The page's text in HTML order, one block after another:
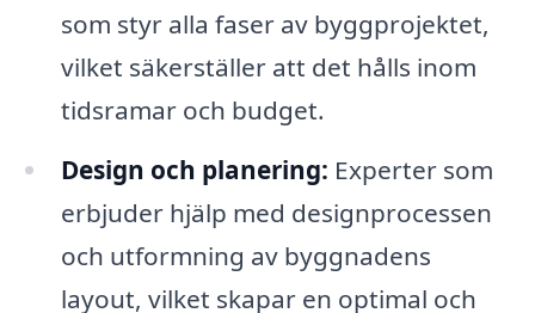
som styr alla faser av byggprojektet,
vilket säkerställer att det hålls inom
tidsramar och budget.
Design och planering: Experter som
erbjuder hjälp med designprocessen
och utformning av byggnadens
layout, vilket skapar en optimal och